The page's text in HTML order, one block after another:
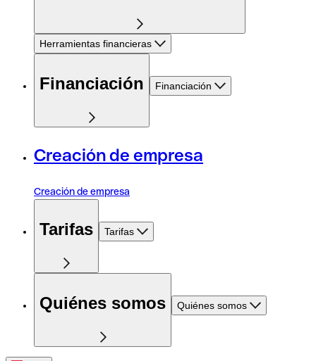
Herramientas financieras
Financiación Financiación
Creación de empresa
Creación de empresa
Tarifas Tarifas
Quiénes somos Quiénes somos